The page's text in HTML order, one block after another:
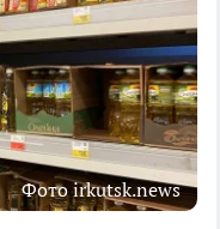
Фото irkutsk.news